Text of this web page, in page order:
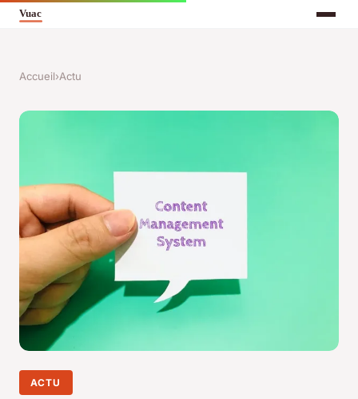
Accueil›Actu
ACTU